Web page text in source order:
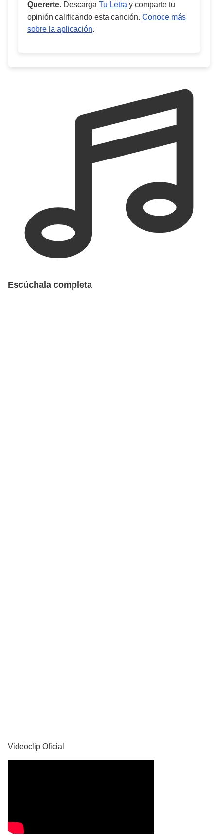
Quererte. Descarga Tu Letra y comparte tu
opinión calificando esta canción. Conoce más
sobre la aplicación.
Escúchala completa
Videoclip Oficial